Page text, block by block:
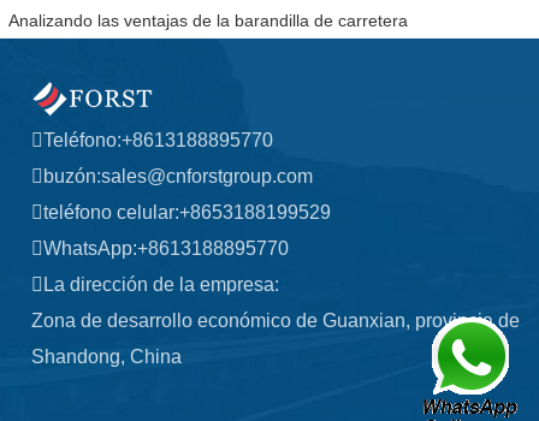
Analizando las ventajas de la barandilla de carretera
Teléfono:+8613188895770
buzón:sales@cnforstgroup.com
teléfono celular:+8653188199529
WhatsApp:+8613188895770
La dirección de la empresa:
Zona de desarrollo económico de Guanxian, provincia de
Shandong, China